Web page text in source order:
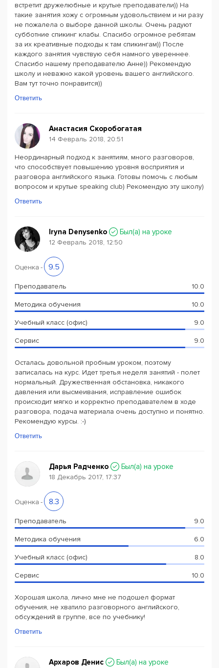
встретит дружелюбные и крутые преподаватели)) На
такие занятия хожу с огромным удовольствием и ни разу
не пожалела о выборе данной школы. Очень радуют
субботние спикинг клабы. Спасибо огромное ребятам
за их креативные подходы к там спикингам)) После
каждого занятия чувствую себя намного увереннее.
Спасибо нашему преподавателю Анне)) Рекомендую
школу и неважно какой уровень вашего английского.
Вам тут точно понравится))
Ответить
Анастасия Скоробогатая
14 Февраль 2018, 20:51
Неординарный подход к занятиям, много разговоров,
что способствует повышению уровня восприятия и
разговора английского языка. Готовы помочь с любым
вопросом и крутые speaking club) Рекомендую эту школу)
Ответить
Iryna Denysenko Был(a) на уроке
12 Февраль 2018, 12:50
Оценка - 9.5
Преподаватель 10.0
Методика обучения 10.0
Учебный класс (офис) 9.0
Сервис 9.0
Осталась довольной пробным уроком, поэтому
записалась на курс. Идет третья неделя занятий - полет
нормальный. Дружественная обстановка, никакого
давления или высмеивания, исправление ошибок
происходит мягко и корректно преподавателем в ходе
разговора, подача материала очень доступно и понятно.
Рекомендую курсы. :-)
Ответить
Дарья Радченко Был(a) на уроке
18 Декабрь 2017, 17:37
Оценка - 8.3
Преподаватель 9.0
Методика обучения 6.0
Учебный класс (офис) 8.0
Сервис 10.0
Хорошая школа, лично мне не подошел формат
обучения, не хватило разговорного английского,
обсуждений в группе, все по учебнику!
Ответить
Архаров Денис Был(a) на уроке